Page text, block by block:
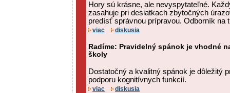
Hory sú krásne, ale nevyspytateľné.
zasahuje pri desiatkach zbytočných
predísť správnou prípravou. Odborník na
viac diskusia
Radíme: Pravidelný spánok je vhodné
školy
Dostatočný a kvalitný spánok je dôležitý
podporu kognitívnych funkcií.
viac diskusia